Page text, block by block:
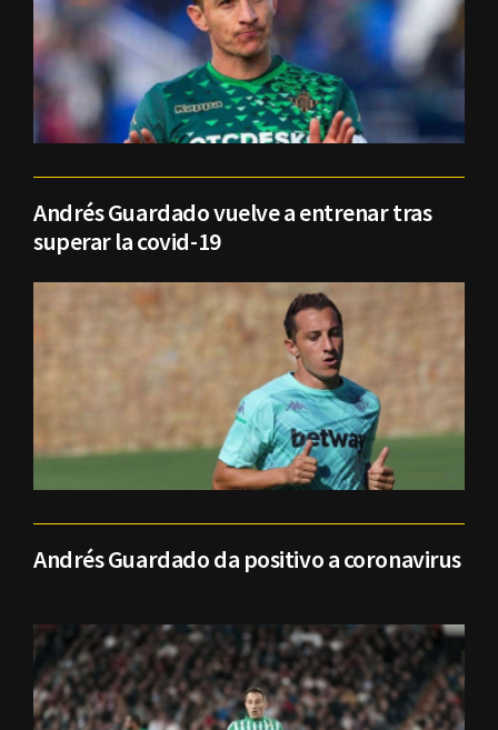
Andrés Guardado vuelve a entrenar tras
superar la covid-19
Andrés Guardado da positivo a coronavirus